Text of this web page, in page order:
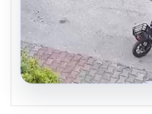
04.08.2026